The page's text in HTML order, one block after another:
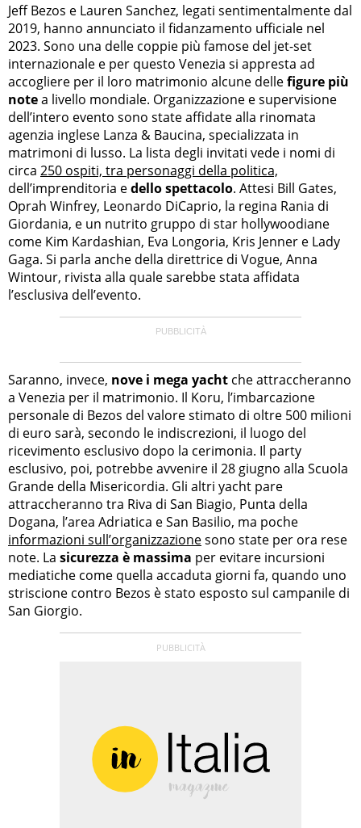
Jeff Bezos e Lauren Sanchez, legati sentimentalmente dal
2019, hanno annunciato il fidanzamento ufficiale nel
2023. Sono una delle coppie più famose del jet-set
internazionale e per questo Venezia si appresta ad
accogliere per il loro matrimonio alcune dellefigure più
notea livello mondiale. Organizzazione e supervisione
dell’intero evento sono state affidate alla rinomata
agenzia inglese Lanza & Baucina, specializzata in
matrimoni di lusso. La lista degli invitati vede i nomi di
circa 250 ospiti, tra personaggi della politica,
dell’imprenditoria edello spettacolo. Attesi Bill Gates,
Oprah Winfrey, Leonardo DiCaprio, la regina Rania di
Giordania, e un nutrito gruppo di star hollywoodiane
come Kim Kardashian, Eva Longoria, Kris Jenner e Lady
Gaga. Si parla anche della direttrice di Vogue, Anna
Wintour, rivista alla quale sarebbe stata affidata
l’esclusiva dell’evento.
Saranno, invece, nove i mega yacht che attraccheranno
a Venezia per il matrimonio. Il Koru, l’imbarcazione
personale di Bezos del valore stimato di oltre 500 milioni
di euro sarà, secondo le indiscrezioni, il luogo del
ricevimento esclusivo dopo la cerimonia. Il party
esclusivo, poi, potrebbe avvenire il 28 giugno alla Scuola
Grande della Misericordia. Gli altri yacht pare
attraccheranno tra Riva di San Biagio, Punta della
Dogana, l’area Adriatica e San Basilio, ma poche
informazioni sull’organizzazionesono state per ora rese
note. La sicurezza è massima per evitare incursioni
mediatiche come quella accaduta giorni fa, quando uno
striscione contro Bezos è stato esposto sul campanile di
San Giorgio.